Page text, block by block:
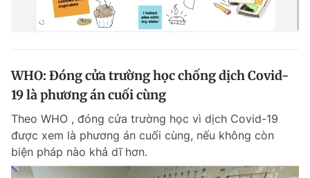
WHO: Đóng cửa trường học chống dịch Covid-
19 là phương án cuối cùng
Theo WHO , đóng cửa trường học vì dịch Covid-19
được xem là phương án cuối cùng, nếu không còn
biện pháp nào khả dĩ hơn.